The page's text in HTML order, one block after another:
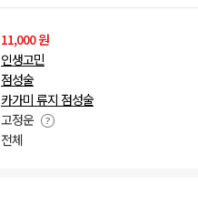
11,000 원
인생고민
점성술
카가미 류지 점성술
고정운
전체